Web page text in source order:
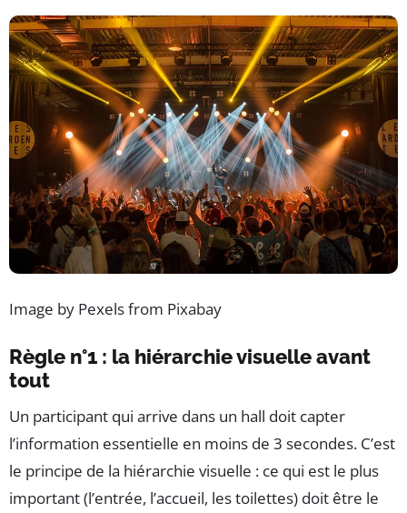
Image by Pexels from Pixabay
Règle n°1 : la hiérarchie visuelle avant
tout
Un participant qui arrive dans un hall doit capter
l’information essentielle en moins de 3 secondes. C’est
le principe de la hiérarchie visuelle : ce qui est le plus
important (l’entrée, l’accueil, les toilettes) doit être le